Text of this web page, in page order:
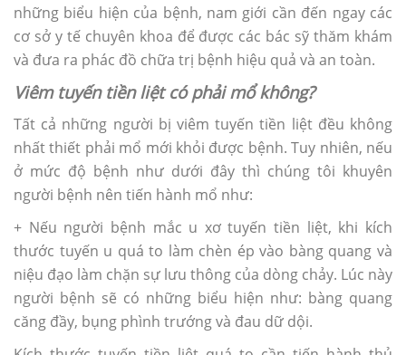
những biểu hiện của bệnh, nam giới cần đến ngay các
cơ sở y tế chuyên khoa để được các bác sỹ thăm khám
và đưa ra phác đồ chữa trị bệnh hiệu quả và an toàn.
Viêm tuyến tiền liệt có phải mổ không?
Tất cả những người bị viêm tuyến tiền liệt đều không
nhất thiết phải mổ mới khỏi được bệnh. Tuy nhiên, nếu
ở mức độ bệnh như dưới đây thì chúng tôi khuyên
người bệnh nên tiến hành mổ như:
+ Nếu người bệnh mắc u xơ tuyến tiền liệt, khi kích
thước tuyến u quá to làm chèn ép vào bàng quang và
niệu đạo làm chặn sự lưu thông của dòng chảy. Lúc này
người bệnh sẽ có những biểu hiện như: bàng quang
căng đầy, bụng phình trướng và đau dữ dội.